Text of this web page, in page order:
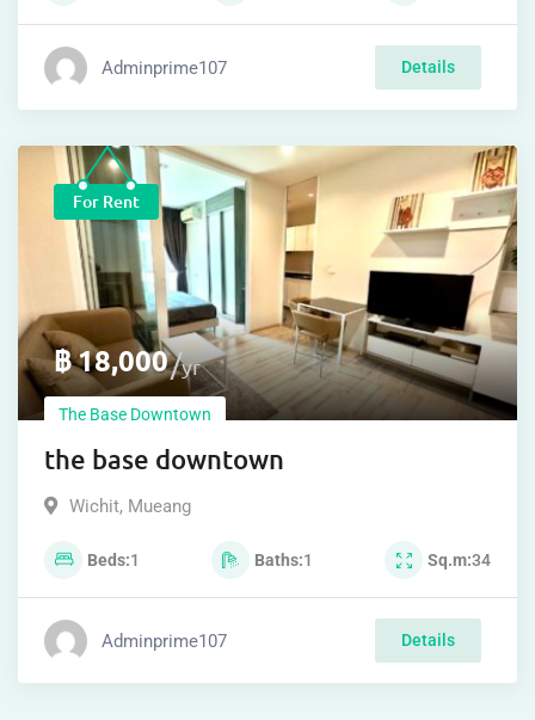
Adminprime107 Details
For Rent
฿18,000 yr
The Base Downtown
the base downtown
Wichit, Mueang
Beds 1 Baths 1 Sq.m 34
Adminprime107 Details